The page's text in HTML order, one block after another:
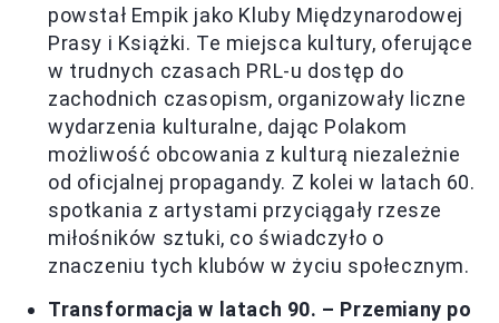
powstał Empik jako Kluby Międzynarodowej
Prasy i Książki. Te miejsca kultury, oferujące
w trudnych czasach PRL-u dostęp do
zachodnich czasopism, organizowały liczne
wydarzenia kulturalne, dając Polakom
możliwość obcowania z kulturą niezależnie
od oficjalnej propagandy. Z kolei w latach 60.
spotkania z artystami przyciągały rzesze
miłośników sztuki, co świadczyło o
znaczeniu tych klubów w życiu społecznym.
Transformacja w latach 90. – Przemiany po